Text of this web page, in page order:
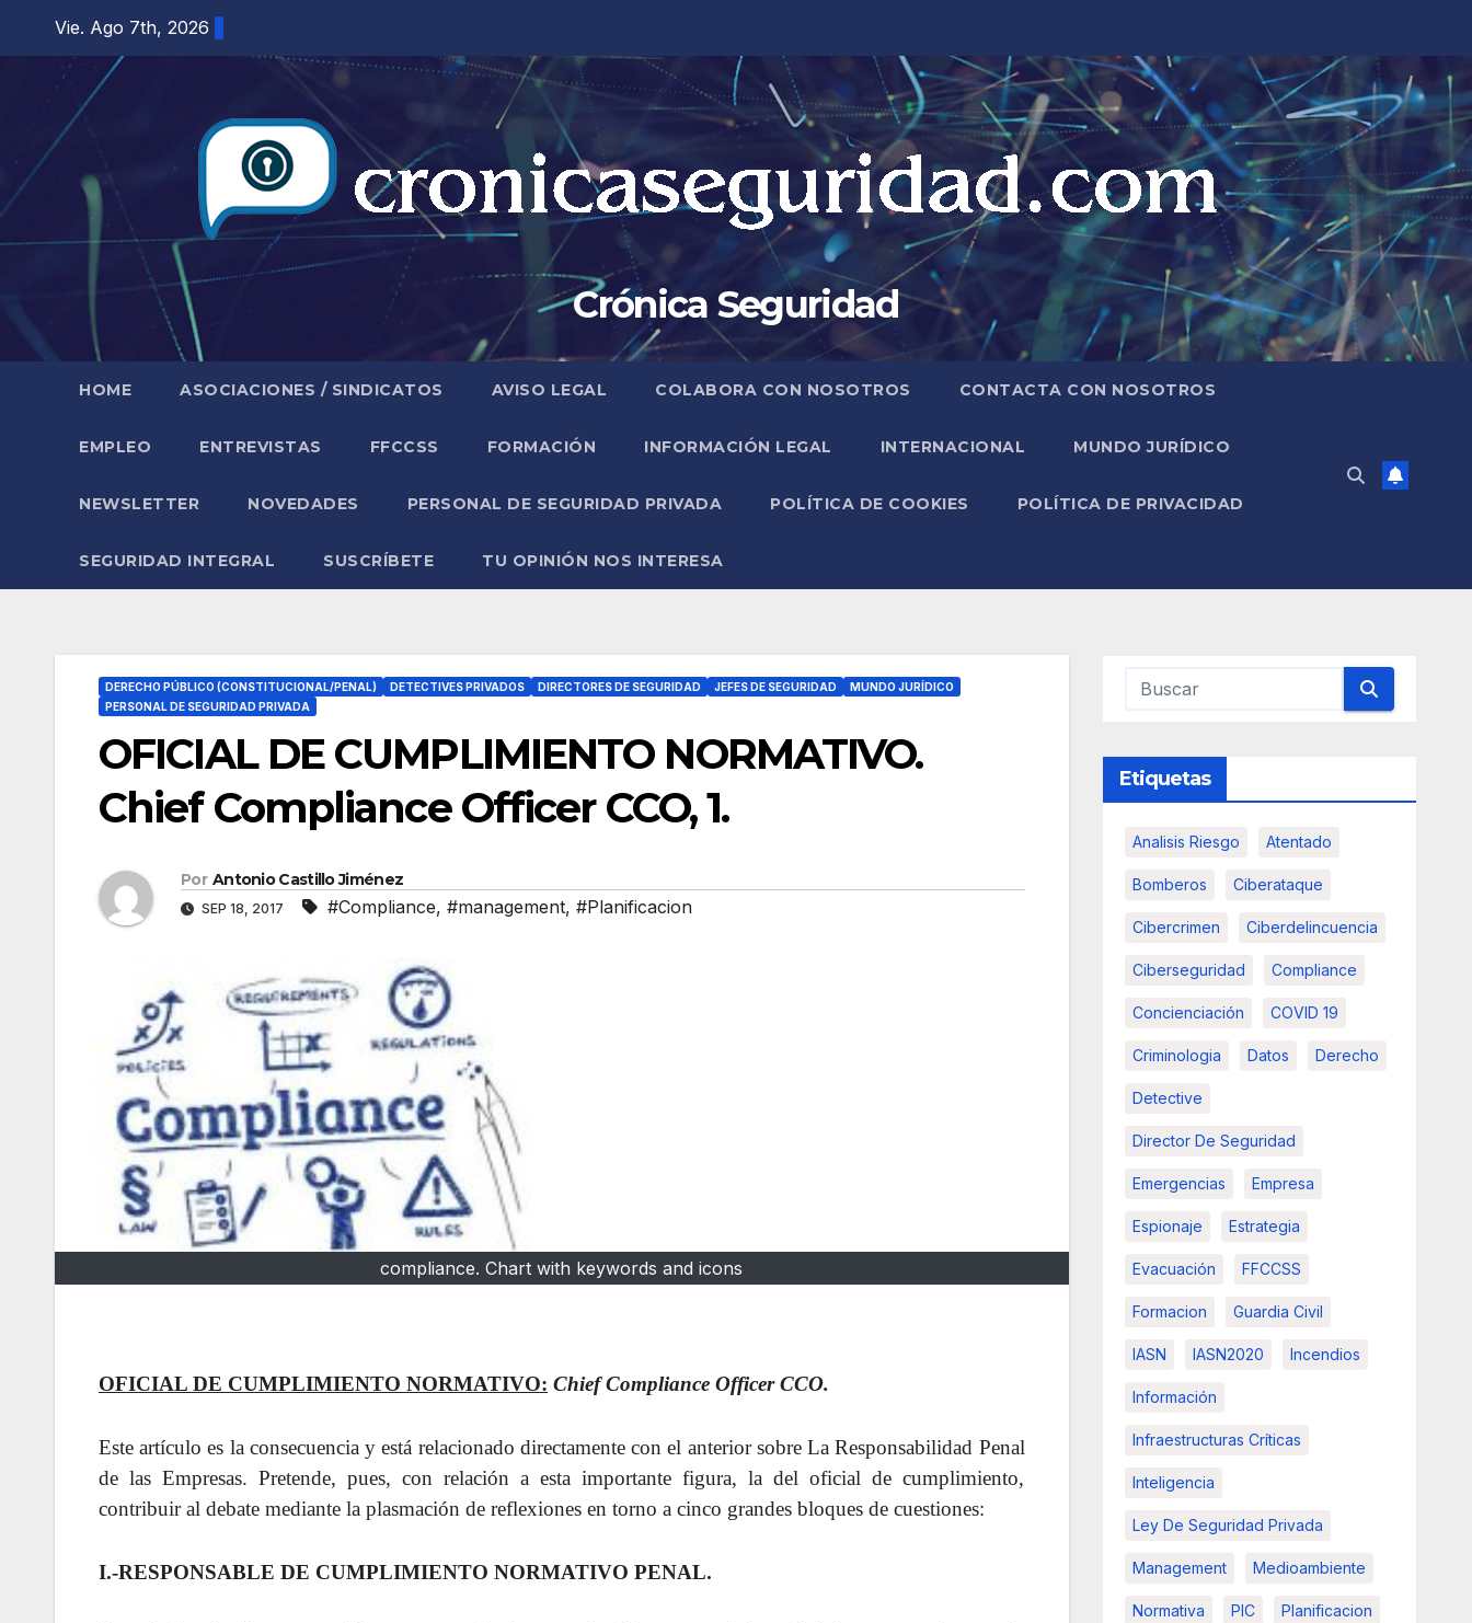
contenido
Vie. Ago 7th, 2026
Crónica Seguridad
HOME ASOCIACIONES / SINDICATOS AVISO LEGAL COLABORA CON NOSOTROS CONTACTA CON NOSOTROS
EMPLEO ENTREVISTAS FFCCSS FORMACIÓN INFORMACIÓN LEGAL INTERNACIONAL MUNDO JURÍDICO
NEWSLETTER NOVEDADES PERSONAL DE SEGURIDAD PRIVADA POLÍTICA DE COOKIES POLÍTICA DE PRIVACIDAD
SEGURIDAD INTEGRAL SUSCRÍBETE TU OPINIÓN NOS INTERESA
DERECHO PÚBLICO (CONSTITUCIONAL/PENAL) DETECTIVES PRIVADOS DIRECTORES DE SEGURIDAD JEFES DE SEGURIDAD
MUNDO JURÍDICO
PERSONAL DE SEGURIDAD PRIVADA
OFICIAL DE CUMPLIMIENTO NORMATIVO.
Chief Compliance Officer CCO, 1.
Por Antonio Castillo Jiménez
SEP 18, 2017 #Compliance, #management, #Planificacion
compliance. Chart with keywords and icons
OFICIAL DE CUMPLIMIENTO NORMATIVO: Chief Compliance Officer CCO.
Este artículo es la consecuencia y está relacionado directamente con el anterior sobre La Responsabilidad Penal
de las Empresas. Pretende, pues, con relación a esta importante figura, la del oficial de cumplimiento,
contribuir al debate mediante la plasmación de reflexiones en torno a cinco grandes bloques de cuestiones:
I.-RESPONSABLE DE CUMPLIMIENTO NORMATIVO PENAL.
Etiquetas
Analisis Riesgo Atentado
Bomberos Ciberataque
Cibercrimen Ciberdelincuencia
Ciberseguridad Compliance
Concienciación COVID 19
Criminologia Datos Derecho
Detective
Director De Seguridad
Emergencias Empresa
Espionaje Estrategia
Evacuación FFCCSS
Formacion Guardia Civil
IASN IASN2020 Incendios
Información
Infraestructuras Críticas
Inteligencia
Ley De Seguridad Privada
Management Medioambiente
Normativa PIC Planificacion